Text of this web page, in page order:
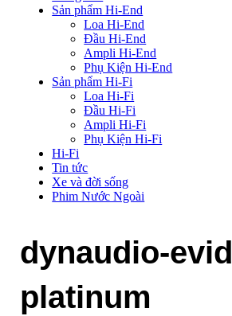
Sản phẩm Hi-End
Loa Hi-End
Đầu Hi-End
Ampli Hi-End
Phụ Kiện Hi-End
Sản phẩm Hi-Fi
Loa Hi-Fi
Đầu Hi-Fi
Ampli Hi-Fi
Phụ Kiện Hi-Fi
Hi-Fi
Tin tức
Xe và đời sống
Phim Nước Ngoài
dynaudio-
platinum